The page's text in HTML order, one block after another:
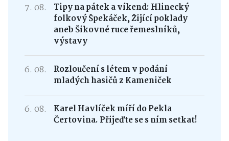
7. 08.
Tipy na pátek a víkend: Hlinecký
folkový Špekáček, Žijící poklady
aneb Šikovné ruce řemeslníků,
výstavy
6. 08.
Rozloučení s létem v podání
mladých hasičů z Kameniček
6. 08.
Karel Havlíček míří do Pekla
Čertovina. Přijeďte se s ním setkat!